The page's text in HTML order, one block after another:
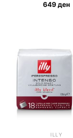
649ден
ILLY